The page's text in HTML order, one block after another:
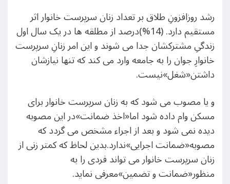
رشد روزافزونِ طلاق بر تعداد زنان سرپرست خانوار اثر
مستقیم دارد. (14%)درصد از مطلقه ها در یک سال اول
زندگیِ مشترکشان جدا می شوند و این امر زنانِ سرپرست
خانوارِ جوان را به جامعه وارد می کند که تنها نیازشان
داشتن«شغل»نیست.
و یا مصوب می شود که به زنان سرپرست خانوار برای
مسکن وام داده شود اما«اخذ ضمانت»در این مصوبه
دیده نمی شود و بعد از اجراء مشخص می گردد که
مصوبه«ضمانت اجرایی»ندارد.بدین لحاظ که کمتر زنی از
زنان سرپرست خانوار می تواند فردی را به
منظور«ضمانت و تضمین»معرفی نماید.